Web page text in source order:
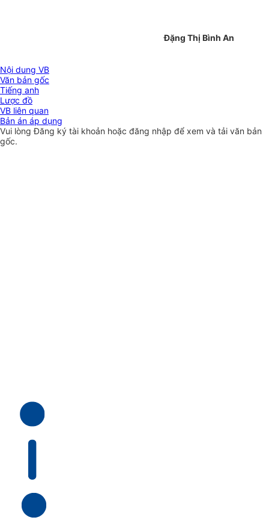
Đặng Thị Bình An
Nội dung VB
Văn bản gốc
Tiếng anh
Lược đồ
VB liên quan
Bản án áp dụng
Vui lòngĐăng ký tài khoản hoặc đăng nhập để xem và tải văn bản
gốc.